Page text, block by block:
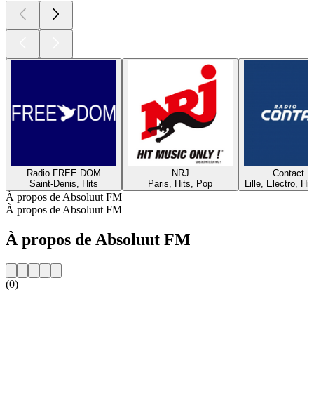
Radio FREE DOM
Saint-Denis, Hits
NRJ
Paris, Hits, Pop
Contact
Lille, Electro,
À propos de Absoluut FM
À propos de Absoluut FM
À propos de Absoluut FM
(0)